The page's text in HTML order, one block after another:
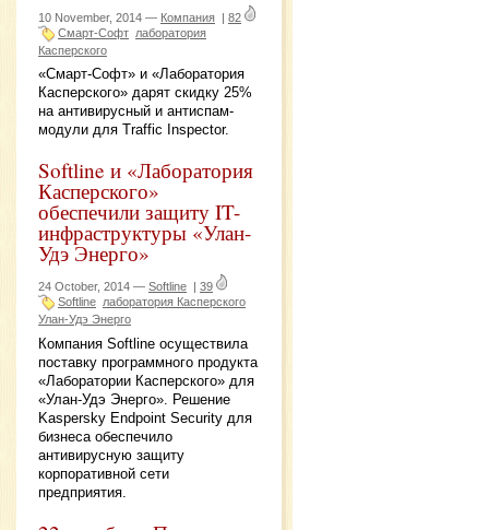
10 November, 2014 — Компания | 82
Смарт-Софт лаборатория
Касперского
«Смарт-Софт» и «Лаборатория
Касперского» дарят скидку 25%
на антивирусный и антиспам-
модули для Traffic Inspector.
Softline и «Лаборатория
Касперского»
обеспечили защиту IT-
инфраструктуры «Улан-
Удэ Энерго»
24 October, 2014 — Softline
39
Softline лаборатория Касперского
Улан-Удэ Энерго
Компания Softline осуществила
поставку программного продукта
«Лаборатории Касперского» для
«Улан-Удэ Энерго». Решение
Kaspersky Endpoint Security для
бизнеса обеспечило
антивирусную защиту
корпоративной сети
предприятия.